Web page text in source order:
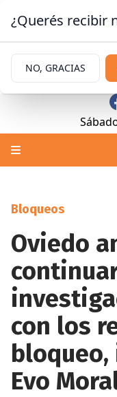
Bloqueos
Oviedo
con los
Evo
¿Querés recibir
NO, GRACIAS